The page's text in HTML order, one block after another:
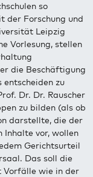
so
der Forschung und
Leipzig
Vorlesung, stellen
die Beschäftigung
entscheiden zu
Dr. Dr. Rauscher
zu bilden (als ob
darstellte, die der
Inhalte vor, wollen
Gerichtsurteil
Das soll die
Vorfälle wie in der